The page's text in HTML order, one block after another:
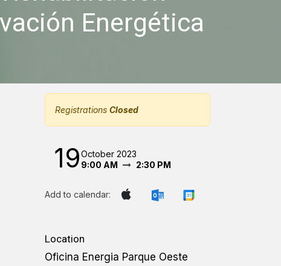
Energética
Registrations Closed
19October 2023
9:00 AM
2:30 PM
Add to calendar:
Location
Oficina Energia Parque Oeste